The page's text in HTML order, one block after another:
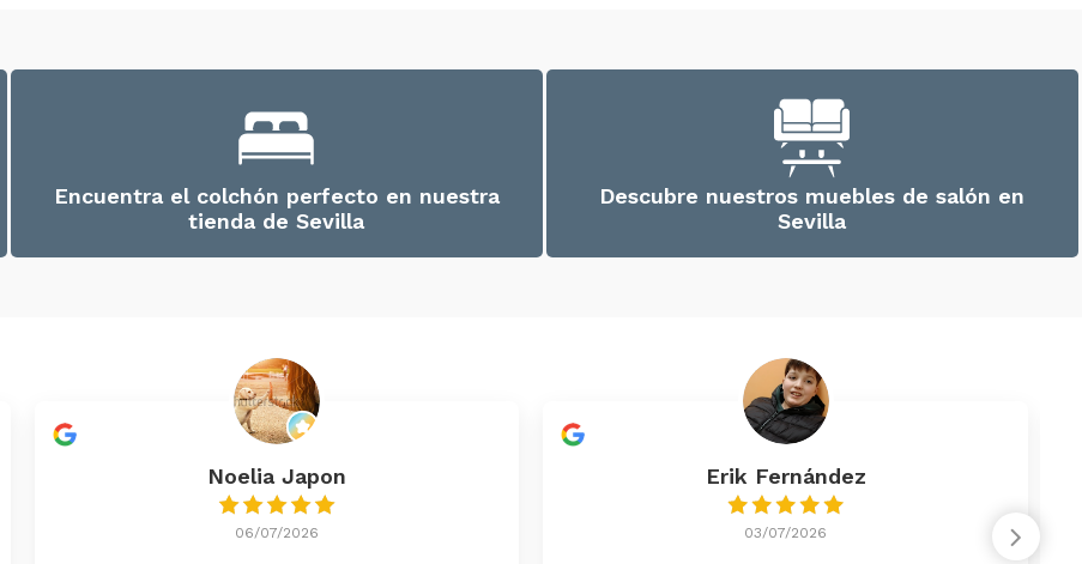
Encuentra el colchón perfecto en nuestra
tienda de Sevilla
Descubre nuestros muebles de salón en
Sevilla
Noelia Japon
06/07/2026
Erik Fernández
03/07/2026